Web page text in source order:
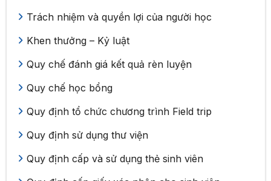
Trách nhiệm và quyền lợi của người học
Khen thưởng – Kỷ luật
Quy chế đánh giá kết quả rèn luyện
Quy chế học bổng
Quy định tổ chức chương trình Field trip
Quy định sử dụng thư viện
Quy định cấp và sử dụng thẻ sinh viên